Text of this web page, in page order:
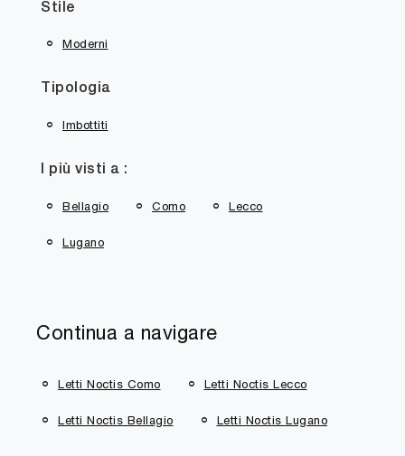
Stile
Moderni
Tipologia
Imbottiti
I più visti a :
Bellagio Como Lecco
Lugano
Continua a navigare
Letti Noctis Como Letti Noctis Lecco
Letti Noctis Bellagio Letti Noctis Lugano